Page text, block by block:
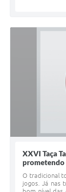
XXVI Taça
O tradicional
jogos. Já nas